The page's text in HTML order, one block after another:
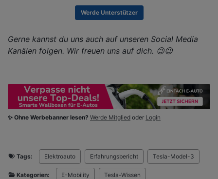
Werde Unterstützer
Gerne kannst du uns auch auf unseren Social Media
Kanälen folgen. Wir freuen uns auf dich. 😉😉
✨ Ohne Werbebanner lesen? Werde Mitglied oder Login
Tags: Elektroauto Erfahrungsbericht Tesla-Model-3
Kategorien: E-Mobility Tesla-Wissen